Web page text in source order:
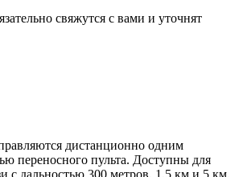
свяжутся с вами и уточнят
дистанционно одним
переносного пульта. Доступны для
с дальностью 300 метров, 1,5 км и 5 км.